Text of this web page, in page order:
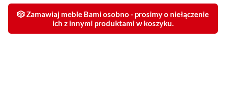
🎲 Zamawiaj meble Bami osobno - prosimy o niełączenie
ich z innymi produktami w koszyku.